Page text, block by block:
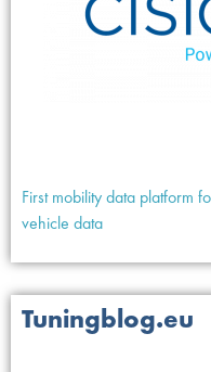
First mobility data platform
vehicle data
Tuningblog.eu